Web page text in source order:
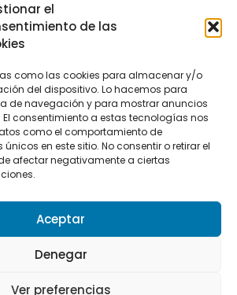
el
de las
como las cookies para almacenar y/o
del dispositivo. Lo hacemos para
de navegación y para mostrar anuncios
consentimiento a estas tecnologías nos
como el comportamiento de
en este sitio. No consentir o retirar el
afectar negativamente a ciertas
Aceptar
Denegar
Ver preferencias
177
Política de privacidad
Política de cookies